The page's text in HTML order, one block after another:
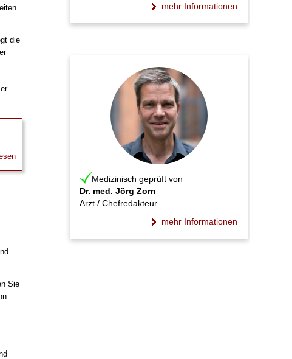
die
Sie
mehr Informationen
Medizinisch geprüft von
Dr. med. Jörg Zorn
Arzt / Chefredakteur
mehr Informationen